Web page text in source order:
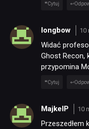
Cytuj
longbow 10
Widać
Ghost Recon,
przypomina
Cytuj
MajkelP 10
Przeszedłem